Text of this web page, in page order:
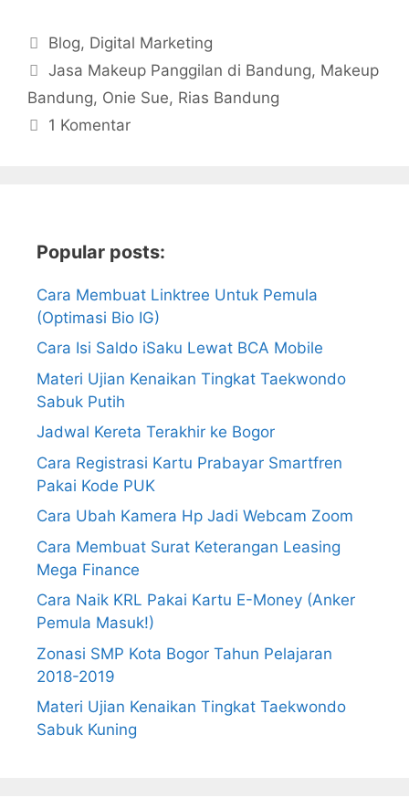
Kategori
Blog, Digital Marketing
Tag
Jasa Makeup Panggilan di Bandung, Makeup
Bandung, Onie Sue, Rias Bandung
1 Komentar
Popular posts:
Cara Membuat Linktree Untuk Pemula
(Optimasi Bio IG)
Cara Isi Saldo iSaku Lewat BCA Mobile
Materi Ujian Kenaikan Tingkat Taekwondo
Sabuk Putih
Jadwal Kereta Terakhir ke Bogor
Cara Registrasi Kartu Prabayar Smartfren
Pakai Kode PUK
Cara Ubah Kamera Hp Jadi Webcam Zoom
Cara Membuat Surat Keterangan Leasing
Mega Finance
Cara Naik KRL Pakai Kartu E-Money (Anker
Pemula Masuk!)
Zonasi SMP Kota Bogor Tahun Pelajaran
2018-2019
Materi Ujian Kenaikan Tingkat Taekwondo
Sabuk Kuning